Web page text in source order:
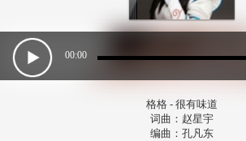
00:00
格格 - 很有味道
词曲：赵星宇
编曲：孔凡东